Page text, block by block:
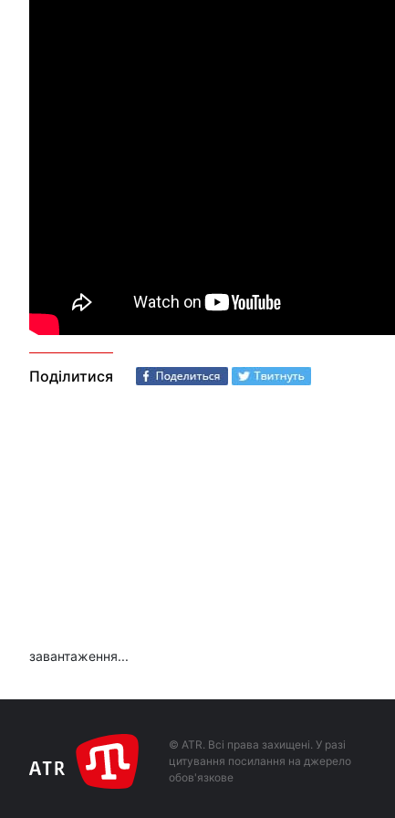
Поділитися
завантаження...
© ATR. Всі права захищені. У разі
цитування посилання на джерело
обов'язкове